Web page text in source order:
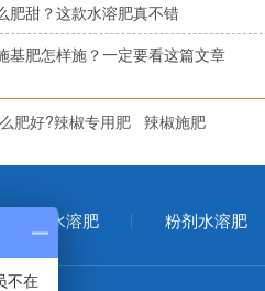
肥甜？这款水溶肥真不错
基肥怎样施？一定要看这篇文章
肥好?辣椒专用肥 辣椒施肥
量元素水溶肥 粉剂水溶肥
不在